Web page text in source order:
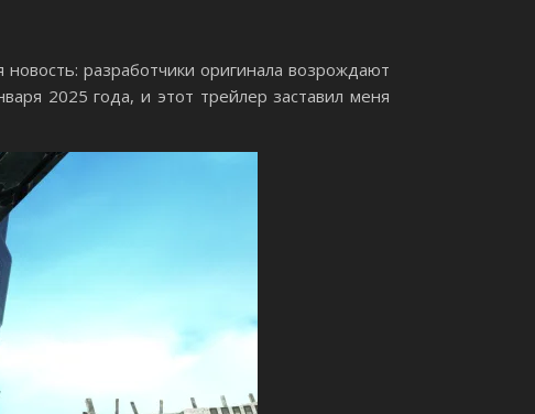
разработчики оригинала возрождают
2025 года, и этот трейлер заставил меня